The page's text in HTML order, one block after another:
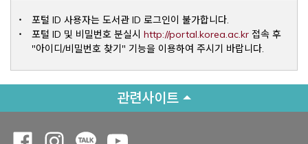
포털 ID 사용자는 도서관 ID 로그인이 불가합니다.
포털 ID 및 비밀번호 분실시 http://portal.korea.ac.krOpens a
접속 후
"아이디/비밀번호 찾기" 기능을 이용하여 주시기 바랍니다.
관련사이트
Opens a new window
Opens a new window
Opens a new window